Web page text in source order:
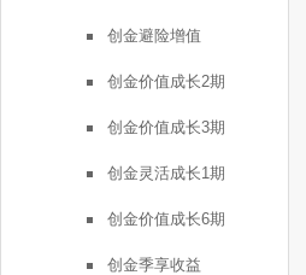
创金避险增值
创金价值成长2期
创金价值成长3期
创金灵活成长1期
创金价值成长6期
创金季享收益